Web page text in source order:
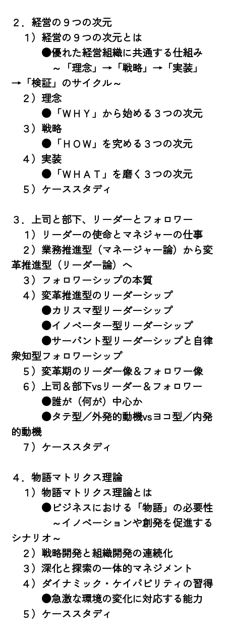
２．経営の９つの次元
１）経営の９つの次元とは
●優れた経営組織に共通する仕組み
～「理念」→「戦略」→「実装」
→「検証」のサイクル～
２）理念
●「ＷＨＹ」から始める３つの次元
３）戦略
●「ＨＯＷ」を究める３つの次元
４）実装
●「ＷＨＡＴ」を磨く３つの次元
５）ケーススタディ
３．上司と部下、リーダーとフォロワー
１）リーダーの使命とマネジャーの仕事
２）業務推進型（マネージャー論）から変
革推進型（リーダー論）へ
３）フォロワーシップの本質
４）変革推進型のリーダーシップ
●カリスマ型リーダーシップ
●イノベーター型リーダーシップ
●サーバント型リーダーシップと自律
衆知型フォロワーシップ
５）変革期のリーダー像＆フォロワー像
６）上司＆部下vsリーダー＆フォロワー
●誰が（何が）中心か
●タテ型／外発的動機vsヨコ型／内発
的動機
７）ケーススタディ
４．物語マトリクス理論
１）物語マトリクス理論とは
●ビジネスにおける「物語」の必要性
～イノベーションや創発を促進する
シナリオ～
２）戦略開発と組織開発の連続化
３）深化と探索の一体的マネジメント
４）ダイナミック・ケイパビリティの習得
●急激な環境の変化に対応する能力
５）ケーススタディ